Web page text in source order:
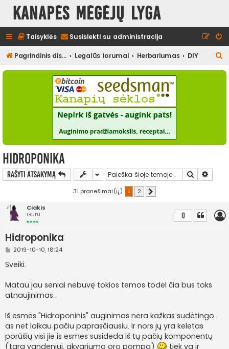
Kanapės mėgėjų lyga
Taisyklės Susisiekti su administracija
Pagrindinis diskusijų puslapis Legalūs forumai Herbariumas DIY
e
Hidroponika
Rašyti atsakymą Ieškoti
31 pranešimai(ų) 1 2
Ciakis
Guru
Hidroponika
0
S
a
n
a
r
t
ė
2019-10-10, 18:24
Sveiki.
Matau jau seniai nebuvę tokios temos todėl čia bus toks
atnaujinimas.
Iš esmės "Hidroponinis" auginimas nėra kažkas sudėtingo.
as net laikau pačiu paprasčiausiu. Ir nors jų yra keletas
porūšių visi jie is esmes susideda iš tų pačių komponentų
(tara vandeniui, akvariumo oro pompa)
tiek va ir